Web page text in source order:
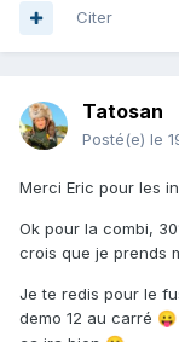
Citer
Tatosan
Posté(e) le
Merci Eric pour les
Ok pour la combi,
crois que je prends
Je te redis pour le
demo 12 au carré 😛